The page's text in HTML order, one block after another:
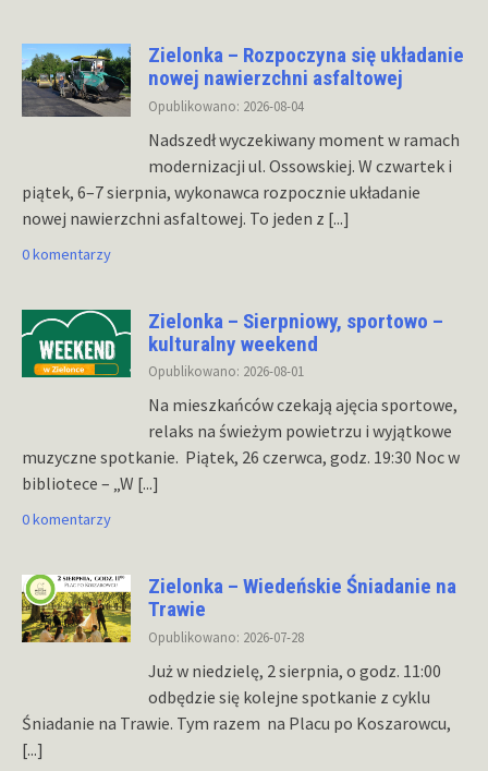
Zielonka – Rozpoczyna się układanie
nowej nawierzchni asfaltowej
Opublikowano: 2026-08-04
Nadszedł wyczekiwany moment w ramach
modernizacji ul. Ossowskiej. W czwartek i
piątek, 6–7 sierpnia, wykonawca rozpocznie układanie
nowej nawierzchni asfaltowej. To jeden z [...]
0 komentarzy
Zielonka – Sierpniowy, sportowo –
kulturalny weekend
Opublikowano: 2026-08-01
Na mieszkańców czekają ajęcia sportowe,
relaks na świeżym powietrzu i wyjątkowe
muzyczne spotkanie. Piątek, 26 czerwca, godz. 19:30 Noc w
bibliotece – „W [...]
0 komentarzy
Zielonka – Wiedeńskie Śniadanie na
Trawie
Opublikowano: 2026-07-28
Już w niedzielę, 2 sierpnia, o godz. 11:00
odbędzie się kolejne spotkanie z cyklu
Śniadanie na Trawie. Tym razem na Placu po Koszarowcu,
[...]